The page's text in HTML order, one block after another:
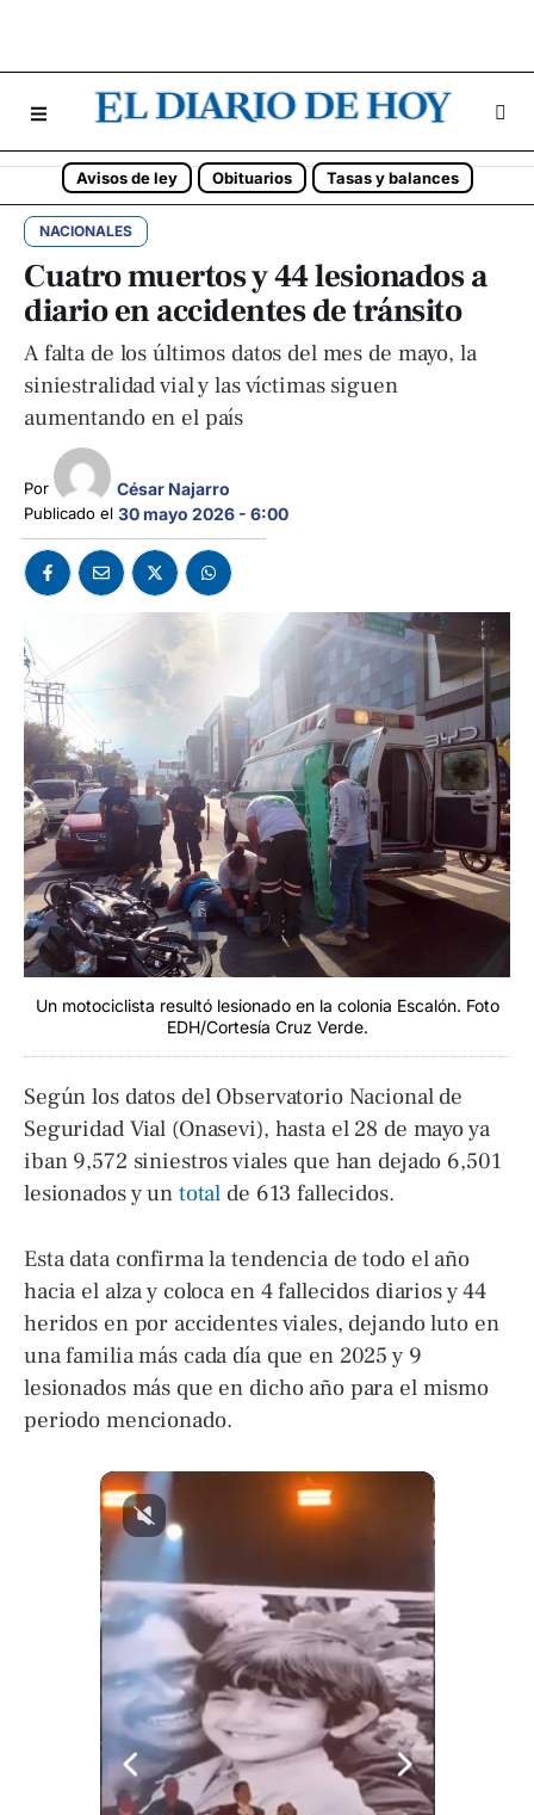
Avisos de ley Obituarios Tasas y balances
NACIONALES
Cuatro muertos y 44 lesionados a
diario en accidentes de tránsito
A falta de los últimos datos del mes de mayo, la
siniestralidad vial y las víctimas siguen
aumentando en el país
Por César Najarro
Publicado el 30 mayo 2026 - 6:00
Un motociclista resultó lesionado en la colonia Escalón. Foto
EDH/Cortesía Cruz Verde.
Según los datos del Observatorio Nacional de
Seguridad Vial (Onasevi), hasta el 28 de mayo ya
iban 9,572 siniestros viales que han dejado 6,501
lesionados y un total de 613 fallecidos.
Esta data confirma la tendencia de todo el año
hacia el alza y coloca en 4 fallecidos diarios y 44
heridos en por accidentes viales, dejando luto en
una familia más cada día que en 2025 y 9
lesionados más que en dicho año para el mismo
periodo mencionado.